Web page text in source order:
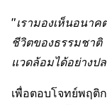
"เรามองเห็นอนา
ชีวิตของธรรมช
แวดล้อมได้อย่างป
เพื่อตอบโจทย์พฤติ